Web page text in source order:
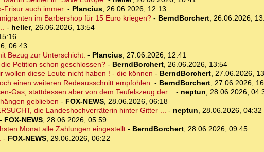
Frisur auch immer. - Plancius, 26.06.2026, 12:13
im Barbershop für 15 Euro kriegen?- BerndBorchert, 26.06.2026,
- heller, 26.06.2026, 13:54
06:43
Bezug zur Unterschicht. - Plancius, 27.06.2026, 12:41
Petition schon geschlossen?- BerndBorchert, 26.06.2026, 13:54
wollen diese Leute nicht haben ! - die können - BerndBorchert, 27.06.2026,
einen weiteren Redeausschnitt empfohlen: - BerndBorchert, 27.06.2026,
Gas, stattdessen aber von dem Teufelszeug der .. - neptun, 28.06.2026,
geblieben - FOX-NEWS, 28.06.2026, 06:18
die Landeshochverräterin hinter Gitter ... - neptun, 28.06.2026, 04:32
- FOX-NEWS, 28.06.2026, 05:59
Monat alle Zahlungen eingestellt- BerndBorchert, 28.06.2026, 09:45
- FOX-NEWS, 29.06.2026, 06:22